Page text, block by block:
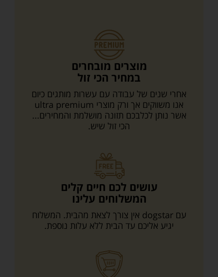
מוצרים מובחרים
במחיר הכי זול
אחרי שנים של עבודה עם עשרות מותגים כיום
אנו משווקים אך ורק מוצרי ultra premium
אשר נותן לכלבכם תזונה מושלמת והמחירים...
הכי זול שיש.
עושים לכם חיים קלים
המשלוחים עלינו
עם dogstar אין צורך לצאת מהבית. המשלוח
יגיע אליכם עד הבית ללא עלות נוספת.